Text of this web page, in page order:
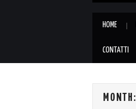
HOME
CONTATTI
MONTH: